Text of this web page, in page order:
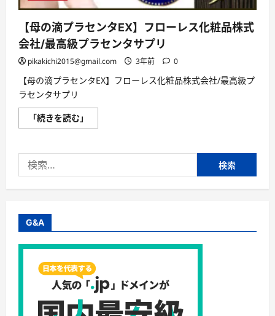
【母の滴プラセンタEX】フローレス化粧品株式
会社/最高級プラセンタサプリ
pikakichi2015@gmail.com 3年前 0
【母の滴プラセンタEX】フローレス化粧品株式会社/最高級プ
ラセンタサプリ
「続きを読む」
の
ラ
タ
EX】
ス
粧
株
式
会
社/
高
索:
G&A